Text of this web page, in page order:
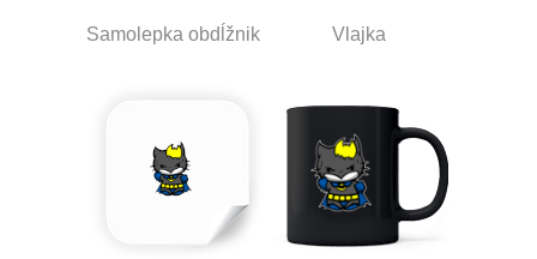
Samolepka obdĺžnik Vlajka